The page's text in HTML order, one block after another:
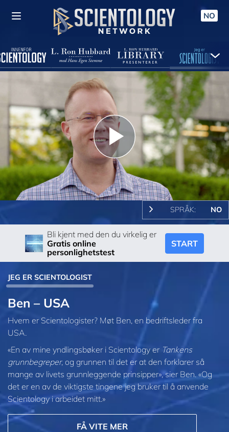
NO
Play
Video
SPRÅK: NO
Bli kjent med den du virkelig er
Gratis online
personlighetstest
START
JEG ER SCIENTOLOGIST
Ben – USA
Hvem er Scientologister? Møt Ben, en bedriftsleder fra
USA.
«En av mine yndlingsbøker i Scientology er Tankens
grunnbegreper, og grunnen til det er at den forklarer så
mange av livets grunnleggende prinsipper», sier Ben. «Og
det er en av de viktigste tingene jeg bruker til å anvende
Scientology i arbeidet mitt.»
FÅ VITE MER